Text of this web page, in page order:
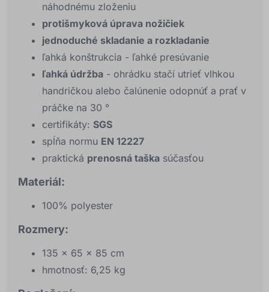
náhodnému zloženiu
protišmyková úprava nožičiek
jednoduché skladanie a rozkladanie
ľahká konštrukcia - ľahké presúvanie
ľahká údržba - ohrádku stačí utrieť vlhkou
handričkou alebo čalúnenie odopnúť a prať v
práčke na 30 °
certifikáty: SGS
spĺňa normu EN 12227
praktická prenosná taška súčasťou
Materiál:
100% polyester
Rozmery:
135 x 65 x 85 cm
hmotnosť: 6,25 kg